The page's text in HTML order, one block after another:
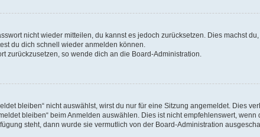
nicht wieder mitteilen, du kannst es jedoch zurücksetzen. Dies machst
du dich schnell wieder anmelden können.
zurückzusetzen, so wende dich an die Board-Administration.
bleiben“ nicht auswählst, wirst du nur für eine Sitzung angemeldet. Dies
bleiben“ beim Anmelden auswählen. Dies ist nicht empfehlenswert,
steht, dann wurde sie vermutlich von der Board-Administration